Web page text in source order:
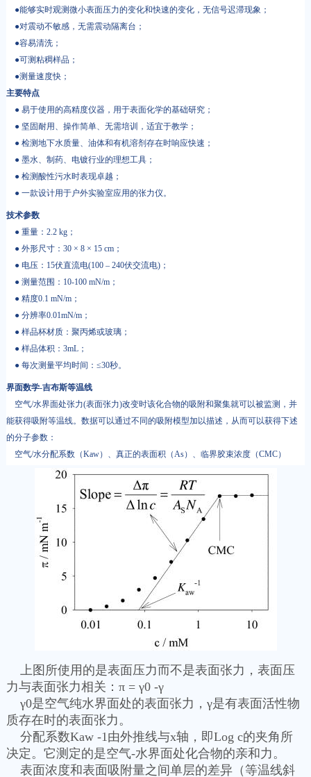
●能够实时观测微小表面压力的变化和快速的变化，无信号迟滞现象；
●对震动不敏感，无需震动隔离台；
●容易清洗；
●可测粘稠样品；
●测量速度快；
主要特点
● 易于使用的高精度仪器，用于表面化学的基础研究；
● 坚固耐用、操作简单、无需培训，适宜于教学；
● 检测地下水质量、油体和有机溶剂存在时响应快速；
● 墨水、制药、电镀行业的理想工具；
● 检测酸性污水时表现卓越；
● 一款设计用于户外实验室应用的张力仪。
技术参数
● 重量：2.2 kg；
● 外形尺寸：30 × 8 × 15 cm；
● 电压：15伏直流电(100 – 240伏交流电)；
● 测量范围：10-100 mN/m；
● 精度0.1 mN/m；
● 分辨率0.01mN/m；
● 样品杯材质：聚丙烯或玻璃；
● 样品体积：3mL；
● 每次测量平均时间：≤30秒。
界面数学-吉布斯等温线
空气/水界面处张力(表面张力)改变时该化合物的吸附和聚集就可以被监测，并
能获得吸附等温线。数据可以通过不同的吸附模型加以描述，从而可以获得下述
的分子参数：
空气/水分配系数（Kaw）、真正的表面积（As）、临界胶束浓度（CMC）
上图所使用的是表面压力而不是表面张力，表面压
力与表面张力相关：π = γ0 -γ
γ0是空气纯水界面处的表面张力，γ是有表面活性物
质存在时的表面张力。
分配系数Kaw -1由外推线与x轴，即Log c的夹角所
决定。它测定的是空气-水界面处化合物的亲和力。
表面浓度和表面吸附量之间单层的差异（等温线斜